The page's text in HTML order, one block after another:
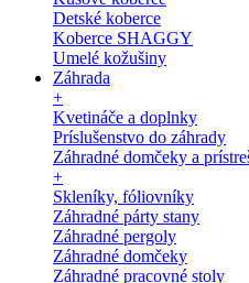
Detské koberce
Koberce SHAGGY
Umelé kožušiny
Záhrada
+
Kvetináče a doplnky
Príslušenstvo do záhrady
Záhradné domčeky a
+
Skleníky, fóliovníky
Záhradné párty stany
Záhradné pergoly
Záhradné domčeky
Záhradné pracovné stoly